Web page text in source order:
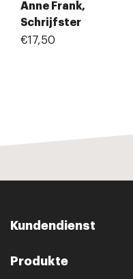
Anne Frank,
Schrijfster
€17,50
Kundendienst
Produkte